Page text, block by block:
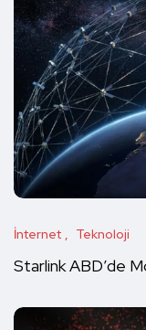
İnternet Teknoloji
Starlink ABD’de